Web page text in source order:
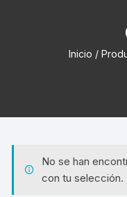
Inicio /
No se han
con tu selección.